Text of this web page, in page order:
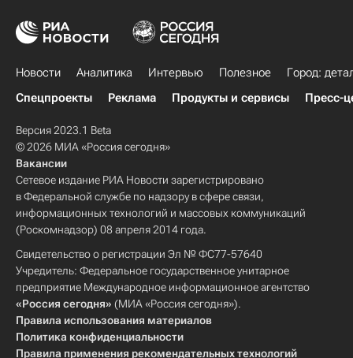
Новости Аналитика Интервью Полезное
Город:
Спецпроекты
Реклама Продукты и сервисы Пресс-
Версия 2023.1 Beta
© 2026 МИА «Россия сегодня»
Вакансии
Сетевое издание РИА Новости зарегистрировано
в Федеральной службе по надзору в сфере связи,
информационных технологий и массовых коммуникаций
(Роскомнадзор) 08 апреля 2014 года.
Свидетельство о регистрации Эл № ФС77-57640
Учредитель: Федеральное государственное унитарное
предприятие Международное информационное агентство
«Россия сегодня» (МИА «Россия сегодня»).
Правила использования материалов
Политика конфиденциальности
Правила применения рекомендательных технологий